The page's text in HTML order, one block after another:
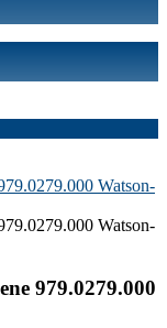
Watson-
Watson-
979.0279.000